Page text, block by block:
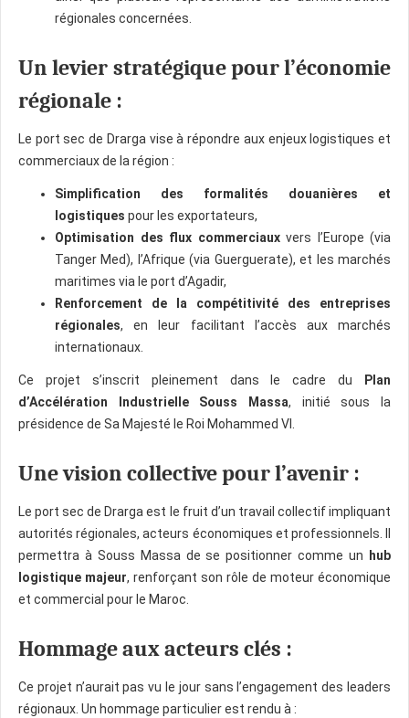
régionales concernées.
Un levier stratégique pour l’économie
régionale :
Le port sec de Drarga vise à répondre aux enjeux logistiques et
commerciaux de la région :
Simplification des formalités douanières et
logistiques pour les exportateurs,
Optimisation des flux commerciauxvers l’Europe (via
Tanger Med), l’Afrique (via Guerguerate), et les marchés
maritimes via le port d’Agadir,
Renforcement de la compétitivité des entreprises
régionales, en leur facilitant l’accès aux marchés
internationaux.
Ce projet s’inscrit pleinement dans le cadre du
Plan
d’Accélération Industrielle Souss Massa, initié sous la
présidence de Sa Majesté le Roi Mohammed VI.
Une vision collective pour l’avenir :
Le port sec de Drarga est le fruit d’un travail collectif impliquant
autorités régionales, acteurs économiques et professionnels. Il
permettra à Souss Massa de se positionner comme un
hub
logistique majeur, renforçant son rôle de moteur économique
et commercial pour le Maroc.
Hommage aux acteurs clés :
Ce projet n’aurait pas vu le jour sans l’engagement des leaders
régionaux. Un hommage particulier est rendu à :